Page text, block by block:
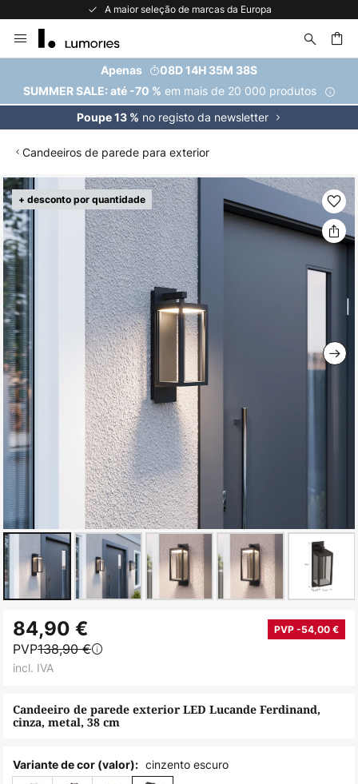
A maior seleção de marcas da Europa
para
Conteúdo
Apenas
08D 14H 35M 38S
SUMMER SALE: até -70 % em mais de 20 000 produtos
Poupe 13 % no registo da newsletter
Candeeiros de parede para exterior
+ desconto por quantidade
Saltar
para
o
final
da
Galeria
de
imagens
para
início
Galeria
de
Candeeiro de parede exterior LED Lucande Ferdinand,
cinza, metal, 38 cm
84,90 € PVP -54,00 €
PVP138,90 €
incl. IVA
Variante de cor (valor): cinzento escuro